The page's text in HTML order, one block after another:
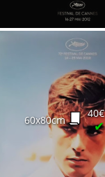
60x80cm
40€
✔